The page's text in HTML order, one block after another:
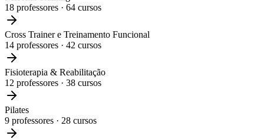
18 professores · 64 cursos
Cross Trainer e Treinamento Funcional
14 professores · 42 cursos
Fisioterapia & Reabilitação
12 professores · 38 cursos
Pilates
9 professores · 28 cursos